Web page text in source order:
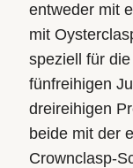
entweder mit
mit
speziell für
fünfreihigen
dreireihigen
beide mit der
Crownclasp-